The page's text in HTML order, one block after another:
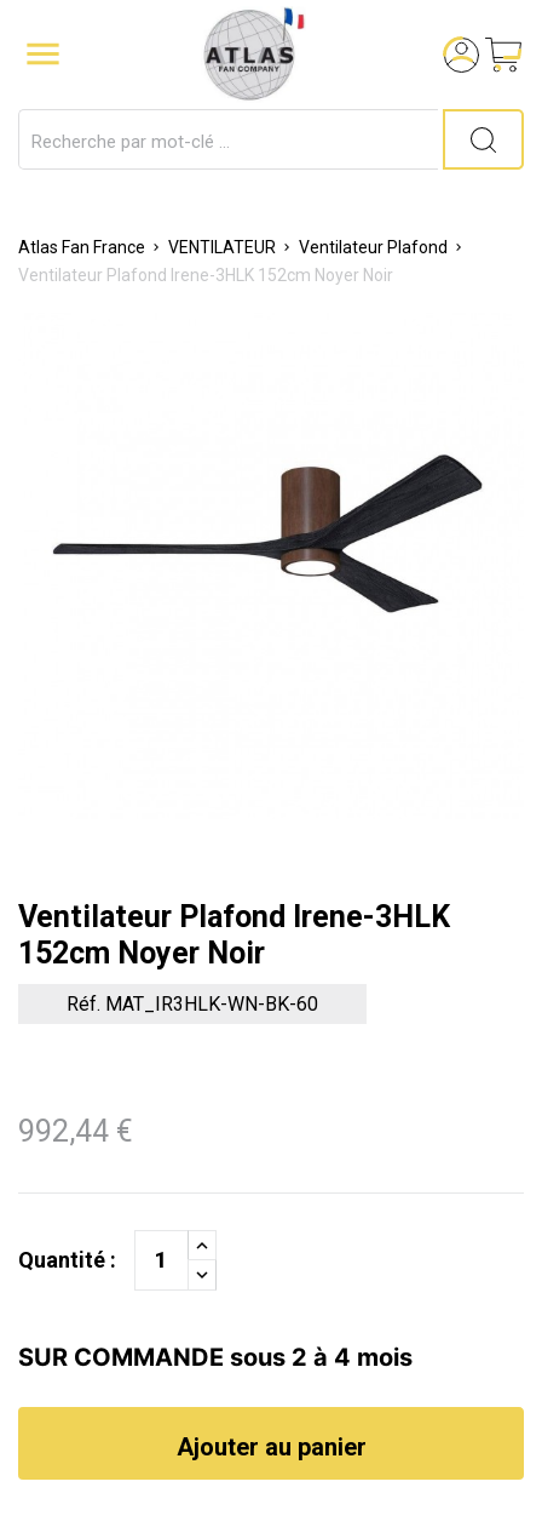

Atlas Fan France VENTILATEUR
Ventilateur Plafond
Ventilateur Plafond Irene-3HLK 152cm Noyer Noir
Ventilateur Plafond Irene-3HLK
152cm Noyer Noir
Réf. MAT_IR3HLK-WN-BK-60
992,44 €
Quantité :
SUR COMMANDE sous 2 à 4 mois
Ajouter au panier